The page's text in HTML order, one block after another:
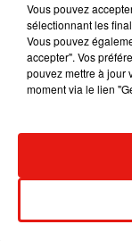
Voir cette
Vous pouvez
sélectionnant les
Vous pouvez
accepter". Vos
pouvez mettre à jour
moment via le lien